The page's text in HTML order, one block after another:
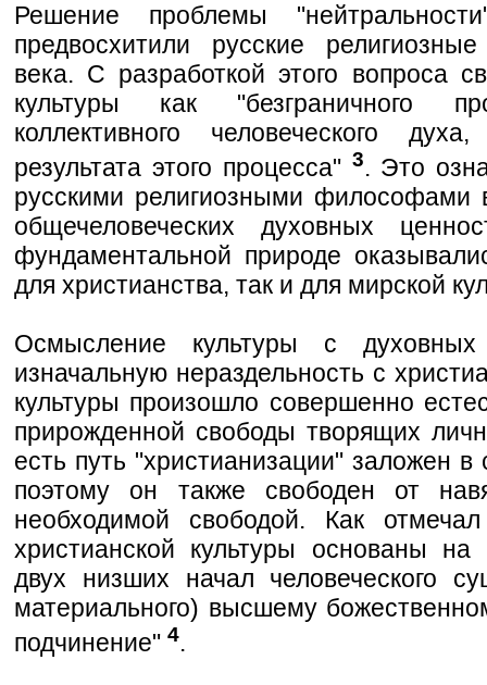
Решение проблемы
предвосхитили русские
века. С разработкой этого вопроса
культуры как "безграничного
коллективного человеческого
результата этого процесса" 3. Это
русскими религиозными философами
общечеловеческих духовных
фундаментальной природе
для христианства, так и для мирской
Осмысление культуры с
изначальную нераздельность с
культуры произошло совершенно
прирожденной свободы творящих
есть путь "христианизации" заложен
поэтому он также свободен от
необходимой свободой. Как
христианской культуры основаны на
двух низших начал человеческого
материального) высшему
подчинение" 4.